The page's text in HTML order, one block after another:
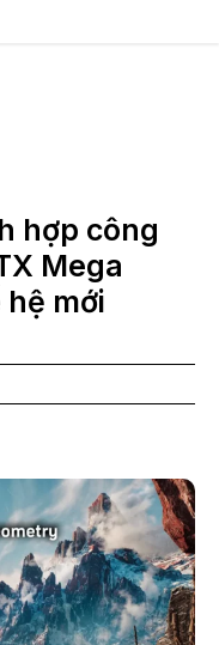
nghệ
hợp công
Mega
mới